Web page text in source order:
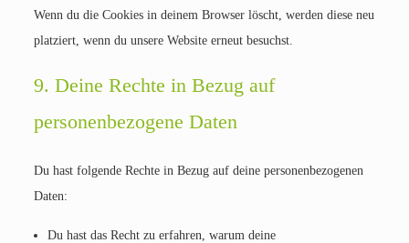
Wenn du die Cookies in deinem Browser löscht, werden diese neu
platziert, wenn du unsere Website erneut besuchst.
9. Deine Rechte in Bezug auf
personenbezogene Daten
Du hast folgende Rechte in Bezug auf deine personenbezogenen
Daten:
Du hast das Recht zu erfahren, warum deine